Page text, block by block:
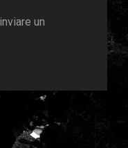
un